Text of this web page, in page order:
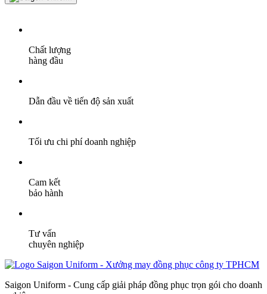
Chất lượng
hàng đầu
Dẫn đầu về tiến độ sản xuất
Tối ưu chi phí doanh nghiệp
Cam kết
bảo hành
Tư vấn
chuyên nghiệp
Saigon Uniform - Cung cấp giải pháp đồng phục trọn gói cho doanh